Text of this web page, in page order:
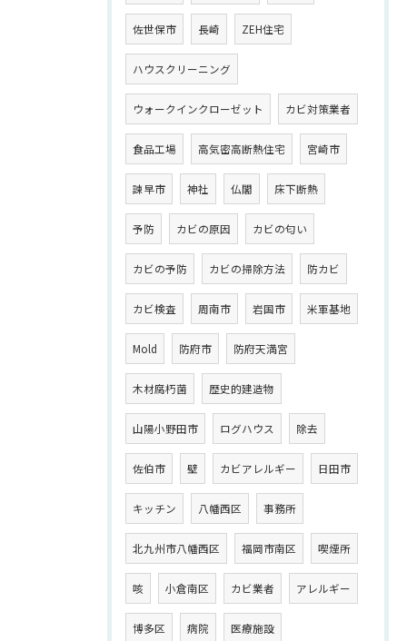
佐世保市 長崎 ZEH住宅
ハウスクリーニング
ウォークインクローゼット カビ対策業者
食品工場 高気密高断熱住宅 宮崎市
諫早市 神社 仏閣 床下断熱
予防 カビの原因 カビの匂い
カビの予防 カビの掃除方法 防カビ
カビ検査 周南市 岩国市 米軍基地
Mold 防府市 防府天満宮
木材腐朽菌 歴史的建造物
山陽小野田市 ログハウス 除去
佐伯市 壁 カビアレルギー 日田市
キッチン 八幡西区 事務所
北九州市八幡西区 福岡市南区 喫煙所
咳 小倉南区 カビ業者 アレルギー
博多区 病院 医療施設